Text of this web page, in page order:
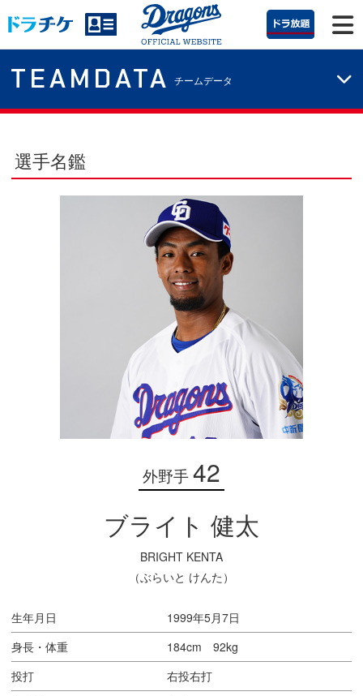
TEAMDATA チームデータ
選手名鑑
外野手42
ブライト 健太
BRIGHT KENTA
（ぶらいと けんた）
生年月日
1999年5月7日
身長・体重
184cm 92kg
投打
右投右打